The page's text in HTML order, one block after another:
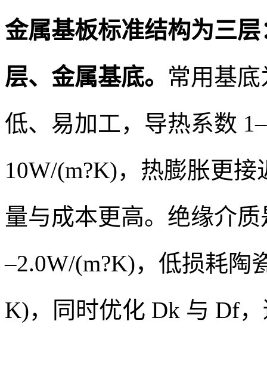
金属基板标准结构为三
层、金属基底。 常用基
低、易加工，导热系数
10W/(m?K)，热膨胀更
量与成本更高。绝缘介
–2.0W/(m?K)，低损耗陶
K)，同时优化 Dk 与 Df